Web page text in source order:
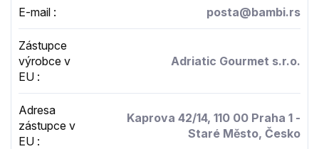
E-mail : posta@bambi.rs
Zástupce
výrobce v
EU :
Adriatic Gourmet s.r.o.
Adresa
zástupce v
EU :
Kaprova 42/14, 110 00 Praha 1 -
Staré Město, Česko